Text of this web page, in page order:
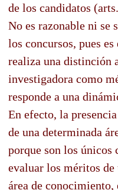
de los candidatos
No es razonable ni se
los concursos, pues
realiza una distinción
investigadora como
responde a una
En efecto, la
de una determinada
porque son los únicos
evaluar los méritos
área de